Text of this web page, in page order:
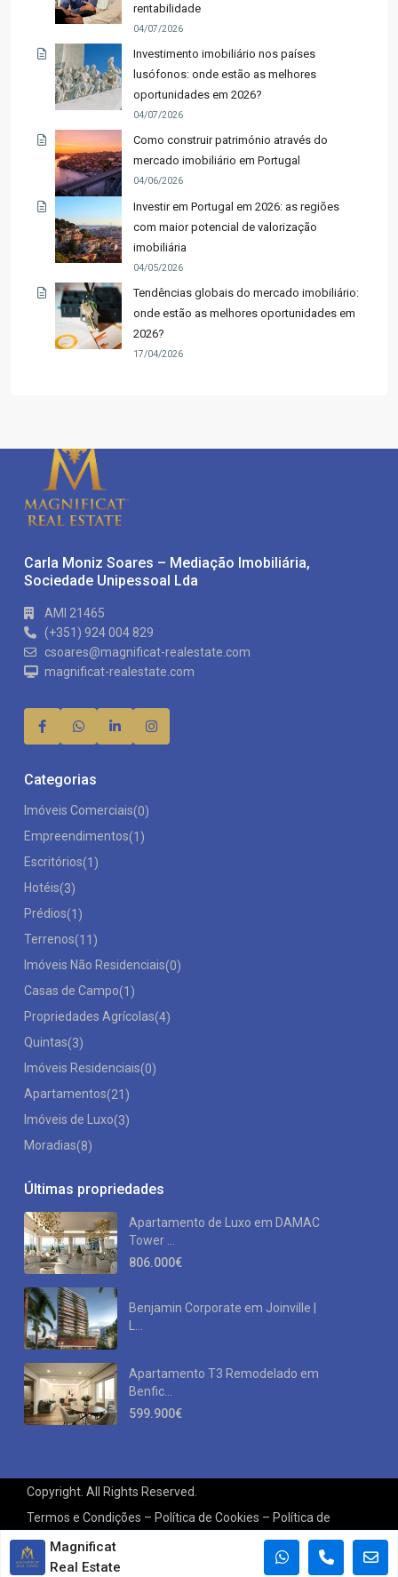
rentabilidade
04/07/2026
Investimento imobiliário nos países
lusófonos: onde estão as melhores
oportunidades em 2026?
04/07/2026
Como construir património através do
mercado imobiliário em Portugal
04/06/2026
Investir em Portugal em 2026: as regiões
com maior potencial de valorização
imobiliária
04/05/2026
Tendências globais do mercado imobiliário:
onde estão as melhores oportunidades em
2026?
17/04/2026
Carla Moniz Soares – Mediação Imobiliária,
Sociedade Unipessoal Lda
AMI 21465
(+351) 924 004 829
csoares@magnificat-realestate.com
magnificat-realestate.com
Categorias
Imóveis Comerciais(0)
Empreendimentos(1)
Escritórios(1)
Hotéis(3)
Prédios(1)
Terrenos(11)
Imóveis Não Residenciais(0)
Casas de Campo(1)
Propriedades Agrícolas(4)
Quintas(3)
Imóveis Residenciais(0)
Apartamentos(21)
Imóveis de Luxo(3)
Moradias(8)
Últimas propriedades
Apartamento de Luxo em DAMAC
Tower ...
806.000€
Benjamin Corporate em Joinville |
L...
Apartamento T3 Remodelado em
Benfic...
599.900€
Copyright. All Rights Reserved.
Termos e Condições – Política de Cookies – Política de
Privacidade – Resolução Alternativa de Litígios – Livro de
Reclamações
Magnificat
Real Estate